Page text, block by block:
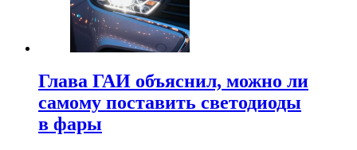
Глава ГАИ объяснил, можно ли
самому поставить светодиоды
в фары